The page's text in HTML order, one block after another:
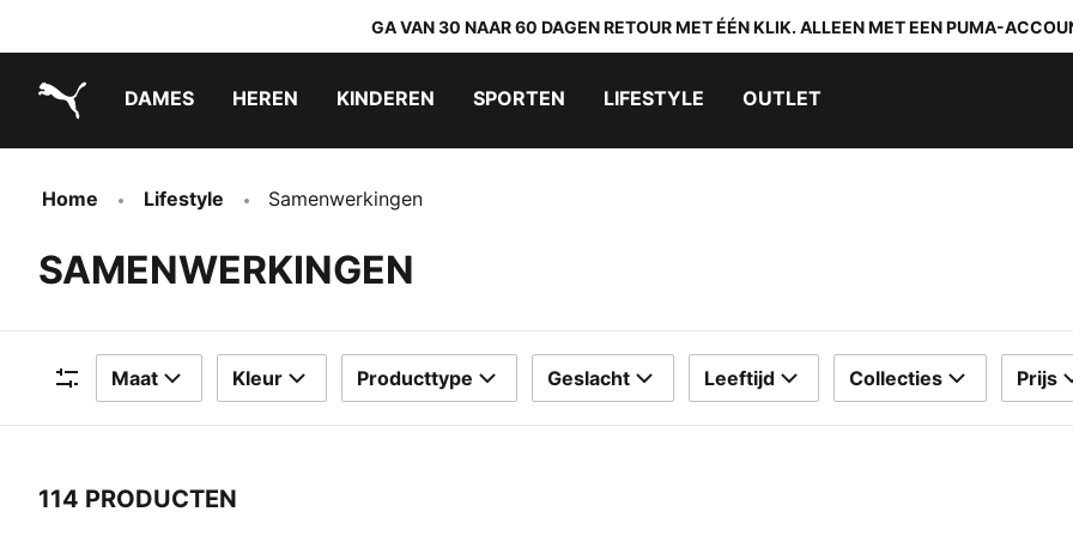
GA VAN 30 NAAR 60 DAGEN RETOUR MET ÉÉN KLIK. ALLEEN MET EEN PUMA-
DAMES HEREN KINDEREN SPORTEN LIFESTYLE OUTLET
Home Lifestyle Samenwerkingen
SAMENWERKINGEN
Filters
Maat Kleur Producttype Geslacht Leeftijd Collecties Prijs
114 PRODUCTEN